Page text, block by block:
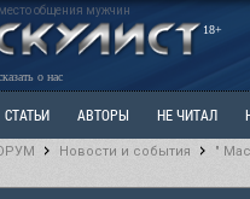
общения мужчин
18+
о нас
СТАТЬИ АВТОРЫ НЕ ЧИТАЛ
Новости и события "